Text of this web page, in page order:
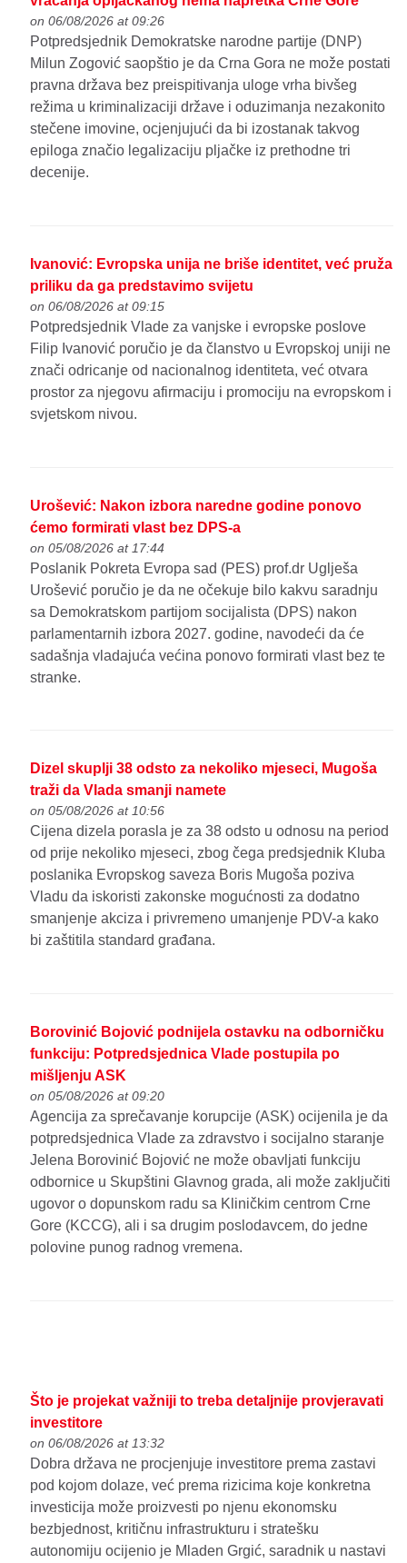
on 06/08/2026 at 09:26
Potpredsjednik Demokratske narodne partije (DNP)
Milun Zogović saopštio je da Crna Gora ne može postati
pravna država bez preispitivanja uloge vrha bivšeg
režima u kriminalizaciji države i oduzimanja nezakonito
stečene imovine, ocjenjujući da bi izostanak takvog
epiloga značio legalizaciju pljačke iz prethodne tri
decenije.
Ivanović: Evropska unija ne briše identitet, već pruža
priliku da ga predstavimo svijetu
on 06/08/2026 at 09:15
Potpredsjednik Vlade za vanjske i evropske poslove
Filip Ivanović poručio je da članstvo u Evropskoj uniji ne
znači odricanje od nacionalnog identiteta, već otvara
prostor za njegovu afirmaciju i promociju na evropskom i
svjetskom nivou.
Urošević: Nakon izbora naredne godine ponovo
ćemo formirati vlast bez DPS-a
on 05/08/2026 at 17:44
Poslanik Pokreta Evropa sad (PES) prof.dr Uglješa
Urošević poručio je da ne očekuje bilo kakvu saradnju
sa Demokratskom partijom socijalista (DPS) nakon
parlamentarnih izbora 2027. godine, navodeći da će
sadašnja vladajuća većina ponovo formirati vlast bez te
stranke.
Dizel skuplji 38 odsto za nekoliko mjeseci, Mugoša
traži da Vlada smanji namete
on 05/08/2026 at 10:56
Cijena dizela porasla je za 38 odsto u odnosu na period
od prije nekoliko mjeseci, zbog čega predsjednik Kluba
poslanika Evropskog saveza Boris Mugoša poziva
Vladu da iskoristi zakonske mogućnosti za dodatno
smanjenje akciza i privremeno umanjenje PDV-a kako
bi zaštitila standard građana.
Borovinić Bojović podnijela ostavku na odborničku
funkciju: Potpredsjednica Vlade postupila po
mišljenju ASK
on 05/08/2026 at 09:20
Agencija za sprečavanje korupcije (ASK) ocijenila je da
potpredsjednica Vlade za zdravstvo i socijalno staranje
Jelena Borovinić Bojović ne može obavljati funkciju
odbornice u Skupštini Glavnog grada, ali može zaključiti
ugovor o dopunskom radu sa Kliničkim centrom Crne
Gore (KCCG), ali i sa drugim poslodavcem, do jedne
polovine punog radnog vremena.
Što je projekat važniji to treba detaljnije provjeravati
investitore
on 06/08/2026 at 13:32
Dobra država ne procjenjuje investitore prema zastavi
pod kojom dolaze, već prema rizicima koje konkretna
investicija može proizvesti po njenu ekonomsku
bezbjednost, kritičnu infrastrukturu i stratešku
autonomiju ocijenio je Mladen Grgić, saradnik u nastavi